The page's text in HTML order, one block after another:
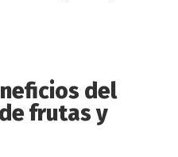
del
frutas y